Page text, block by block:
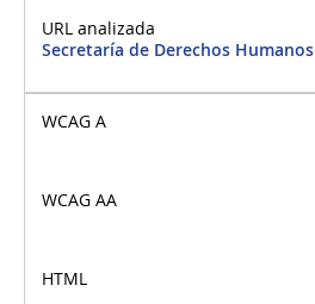
Secretaría de Derechos Humanos